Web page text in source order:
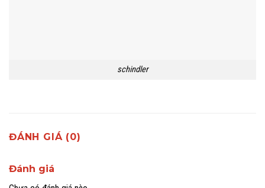
schindler
ĐÁNH GIÁ (0)
Đánh giá